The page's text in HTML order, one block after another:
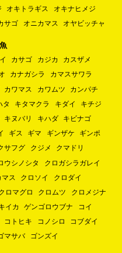
オキトラギス
オキナヒメジ
サゴ オニカマス オヤビッチャ
カサゴ カジカ
カスザメ
カナガシラ
カマスサワラ
カワマス カワムツ
カンパチ
タ キタマクラ キダイ
キチジ
キヌバリ キハダ
キビナゴ
ギス ギマ ギンザケ
ギンポ
サフグ クジメ
クマドリ
ウシノシタ
クロガシラガレイ
ス クロソイ
クロダイ
ロマグロ クロムツ
クロメジナ
イカ ゲンゴロウブナ
コイ
コトヒキ コノシロ
コブダイ
マサバ ゴンズイ